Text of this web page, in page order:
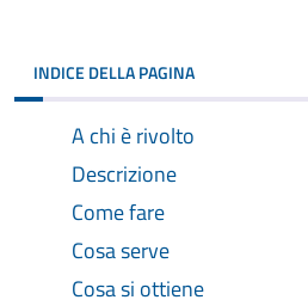
INDICE DELLA PAGINA
A chi è rivolto
Descrizione
Come fare
Cosa serve
Cosa si ottiene